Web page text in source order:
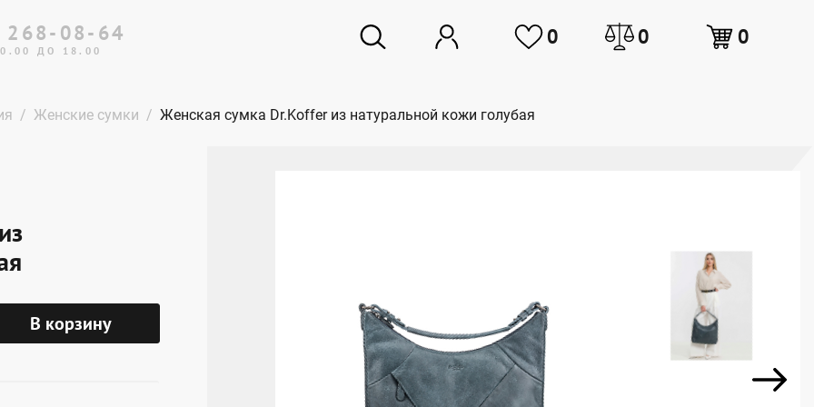
268-08-64
ДО 18.00
0 0 0
Женские сумки Женская сумка Dr.Koffer из натуральной кожи голубая
В корзину